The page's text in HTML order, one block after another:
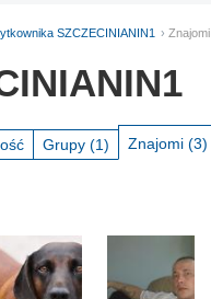
SZCZECINIANIN1 Znajomi
Grupy (1) Znajomi (3)